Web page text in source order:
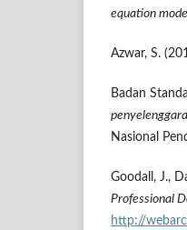
equation
Azwar, S.
Badan
Nasional
Goodall, J.,
Professional
http://